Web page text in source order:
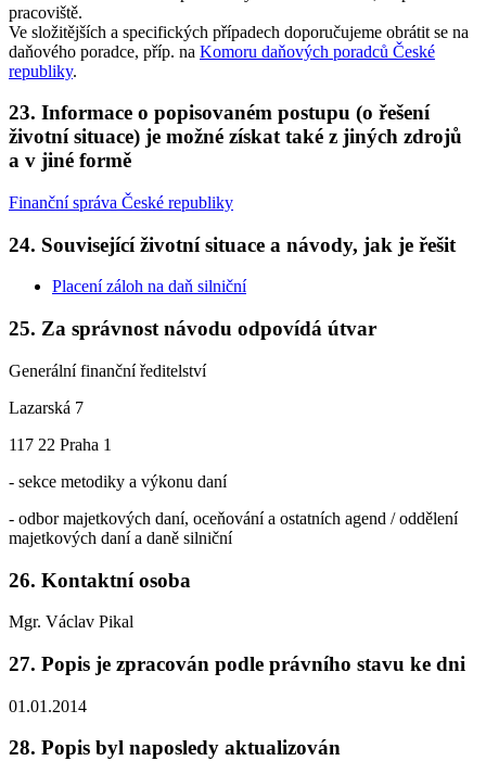
pracoviště.
Ve složitějších a specifických případech doporučujeme obrátit se na
daňového poradce, příp. na Komoru daňových poradců České
republiky.
23. Informace o popisovaném postupu (o řešení
životní situace) je možné získat také z jiných zdrojů
a v jiné formě
Finanční správa České republiky
24. Související životní situace a návody, jak je řešit
Placení záloh na daň silniční
25. Za správnost návodu odpovídá útvar
Generální finanční ředitelství
Lazarská 7
117 22 Praha 1
- sekce metodiky a výkonu daní
- odbor majetkových daní, oceňování a ostatních agend / oddělení
majetkových daní a daně silniční
26. Kontaktní osoba
Mgr. Václav Pikal
27. Popis je zpracován podle právního stavu ke dni
01.01.2014
28. Popis byl naposledy aktualizován